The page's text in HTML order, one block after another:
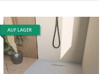
AUF LAGER